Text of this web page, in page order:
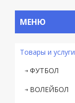
Товары и услуги
ФУТБОЛ
ВОЛЕЙБОЛ